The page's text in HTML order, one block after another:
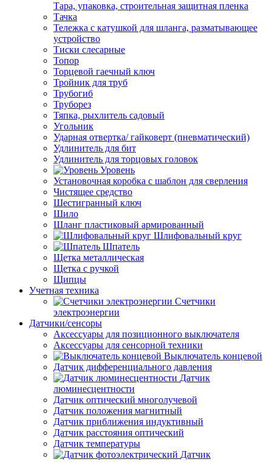
Тара, упаковка, строительная защитная пленка
Тачка
Тележка с катушкой для шланга, разматывающее
устройство
Тиски слесарные
Топор
Торцевой гаечный ключ
Тройник для труб
Трубогиб
Труборез
Тяпка, рыхлитель садовый
Угольник
Ударная отвертка/ гайковерт (пневматический)
Удлинитель для бит
Удлинитель для торцовых головок
Уровень
Установочная коробка с шаблон для сверления
Чистящее средство
Шестигранный ключ
Шило
Шланг пластиковый армированный
Шлифовальный круг
Шпатель
Щетка металлическая
Щетка с ручкой
Щипцы
Учетная техника
Счетчики
электроэнергии
Датчики/сенсоры
Аксессуары для позиционного выключателя
Аксессуары для сенсорной техники
Выключатель концевой
Датчик дифференциального давления
Датчик
люминесцентности
Датчик оптический многолучевой
Датчик положения магнитный
Датчик приближения индуктивный
Датчик расстояния оптический
Датчик температуры
Датчик